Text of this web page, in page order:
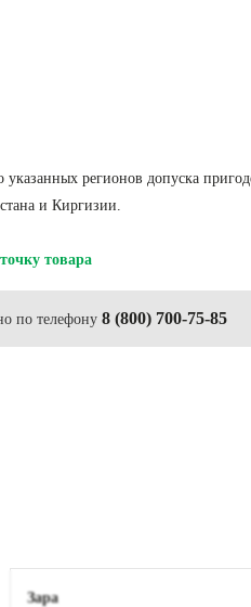
регионов допуска
и Киргизии.
товара
по телефону 8 (800) 700-75-85
Зара